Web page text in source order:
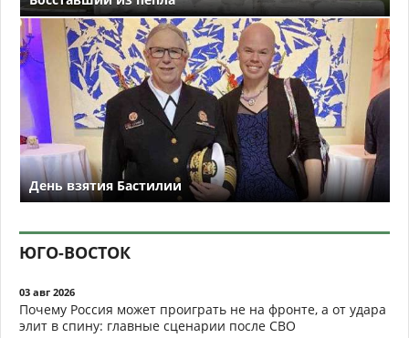
День взятия Бастилии
ЮГО-ВОСТОК
03 авг 2026
Почему Россия может проиграть не на фронте, а от удара
элит в спину: главные сценарии после СВО